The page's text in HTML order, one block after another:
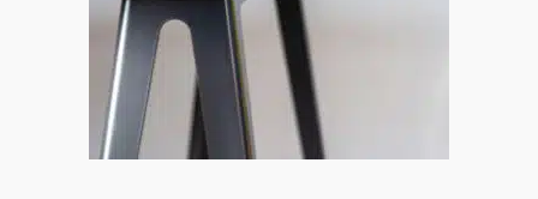
worden
op
de
productpagina